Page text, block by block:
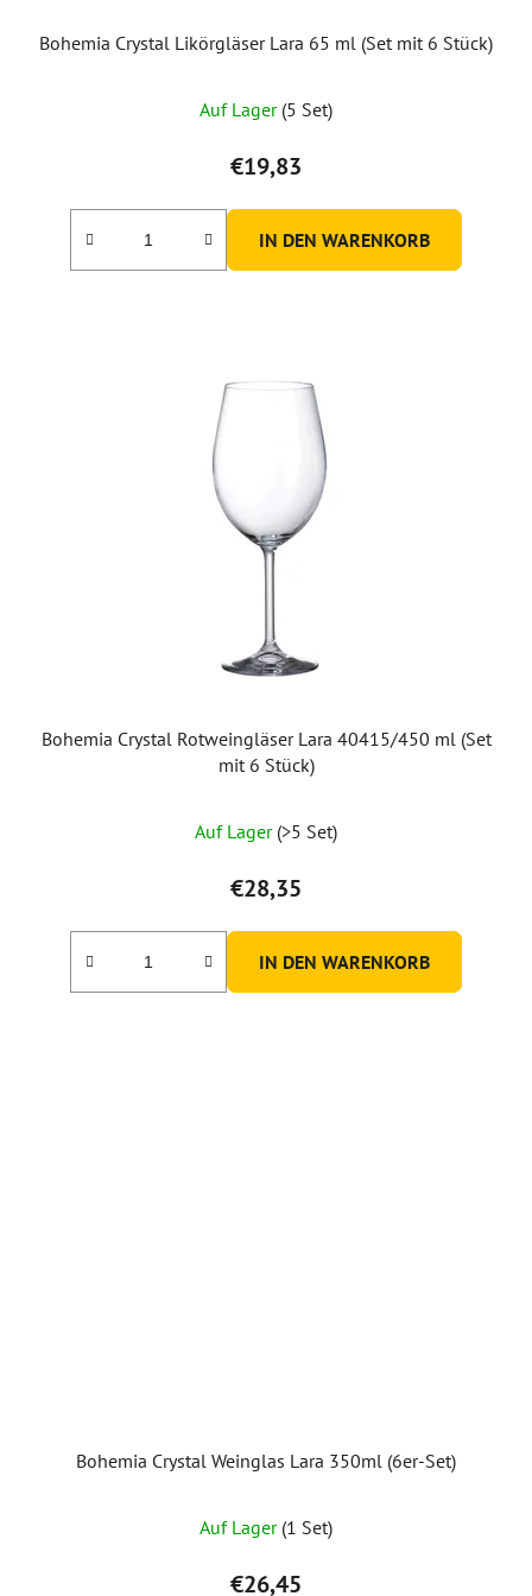
Bohemia Crystal Likörgläser Lara 65 ml (Set mit 6 Stück)
durchschnittliche
Produktbewertung
ist
5,0
von
Auf Lager (5 Set)
€19,83
IN DEN WARENKORB
Bohemia Crystal Rotweingläser Lara 40415/450 ml (Set
mit 6 Stück)
Auf Lager (>5 Set)
€28,35
IN DEN WARENKORB
Bohemia Crystal Weinglas Lara 350ml (6er-Set)
Auf Lager (1 Set)
€26,45